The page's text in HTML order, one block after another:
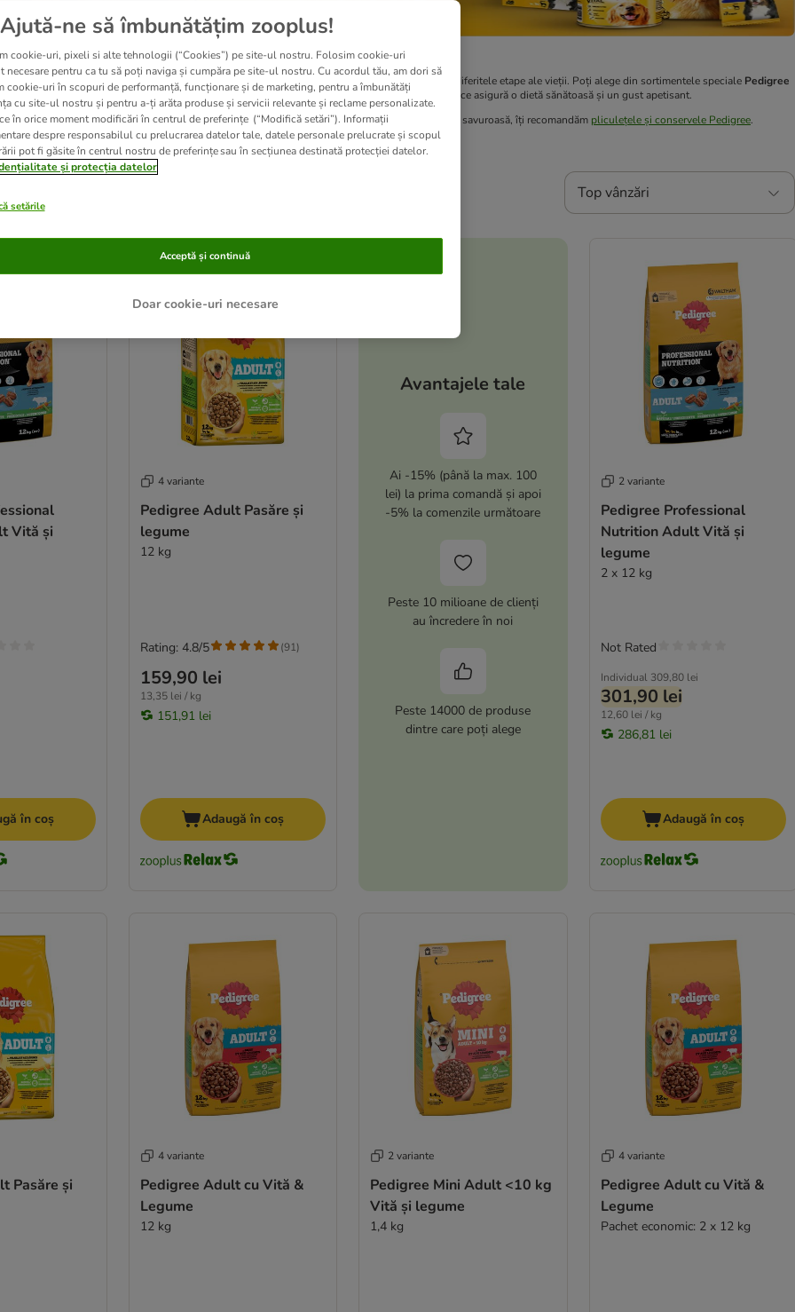
Hrana uscată Pedigree oferă câinilor o nutriție echilibrată și adaptată nevoilor acestora în diferitele etape ale vieții. Poți alege din sortimentele speciale Pedigree
Junior,AdultsauSenior. În plus, rețetele conțin combinația ideală de ingrediente naturale ce asigură o dietă sănătoasă și un gust apetisant.
Dacă ai fost convins de acest brand și vrei să completezi dieta câinelui cu o
și savuroasă, îți recomandăm pliculețele și conservele Pedigree.
Top vânzări
been changed
Vită și
în coș
4 variante
Pedigree Adult Pasăre și
legume
12 kg
159,90 lei
13,35 lei / kg
151,91 lei
Rating: 4.8/5 (91)
Adaugă în coș
Avantajele tale
Ai -15% (până la max. 100
lei) la prima comandă și apoi
-5% la comenzile următoare
Peste 10 milioane de clienți
au încredere în noi
Peste 14000 de produse
dintre care poți alege
2 variante
Pedigree Professional
Nutrition Adult Vită și
legume
2 x 12 kg
Individual 309,80 lei
301,90 lei
12,60 lei / kg
286,81 lei
Not Rated
Adaugă în coș
Pasăre și
4 variante
Pedigree Adult cu Vită &
Legume
12 kg
2 variante
Pedigree Mini Adult <10 kg
Vită și legume
1,4 kg
4 variante
Pedigree Adult cu Vită &
Legume
Pachet economic: 2 x 12 kg
Ajută-ne să îmbunătățim zooplus!
cookie-uri, pixeli si alte tehnologii (“Cookies”) pe site-ul nostru. Folosim cookie-uri
necesare pentru ca tu să poți naviga și cumpăra pe site-ul nostru. Cu acordul tău, am dori să
cookie-uri în scopuri de performanță, funcționare și de marketing, pentru a îmbunătăți
cu site-ul nostru și pentru a-ți arăta produse și servicii relevante și reclame personalizate.
în orice moment modificări în centrul de preferințe (“Modifică setări”). Informații
despre responsabilul cu prelucrarea datelor tale, datele personale prelucrate și scopul
pot fi găsite în centrul nostru de preferințe sau în secțiunea destinată protecției datelor.
și protecția datelor
setările
Doar cookie-uri necesare
Acceptă și continuă